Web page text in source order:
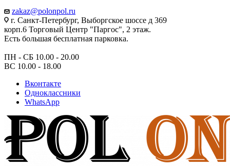
zakaz@polonpol.ru
г. Санкт-Петербург, Выборгское шоссе д 369
корп.6 Торговый Центр "Паргос", 2 этаж.
Есть большая бесплатная парковка.
ПН - СБ 10.00 - 20.00
ВС 10.00 - 18.00
Вконтакте
Одноклассники
WhatsApp